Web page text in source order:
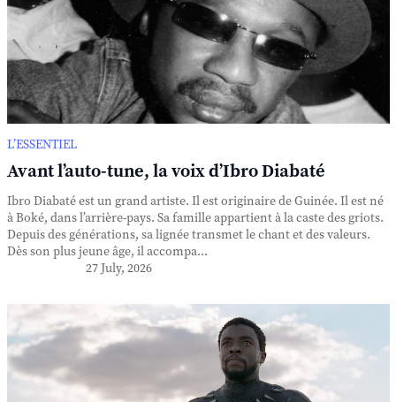
L’ESSENTIEL
Avant l’auto-tune, la voix d’Ibro Diabaté
Ibro Diabaté est un grand artiste. Il est originaire de Guinée. Il est né
à Boké, dans l’arrière-pays. Sa famille appartient à la caste des griots.
Depuis des générations, sa lignée transmet le chant et des valeurs.
Dès son plus jeune âge, il accompa...
27 July, 2026